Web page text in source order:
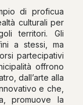
di proficua
culturali per
territori. Gli
a stessi, ma
partecipativi
offrono
dall’arte alla
e che,
promuove la